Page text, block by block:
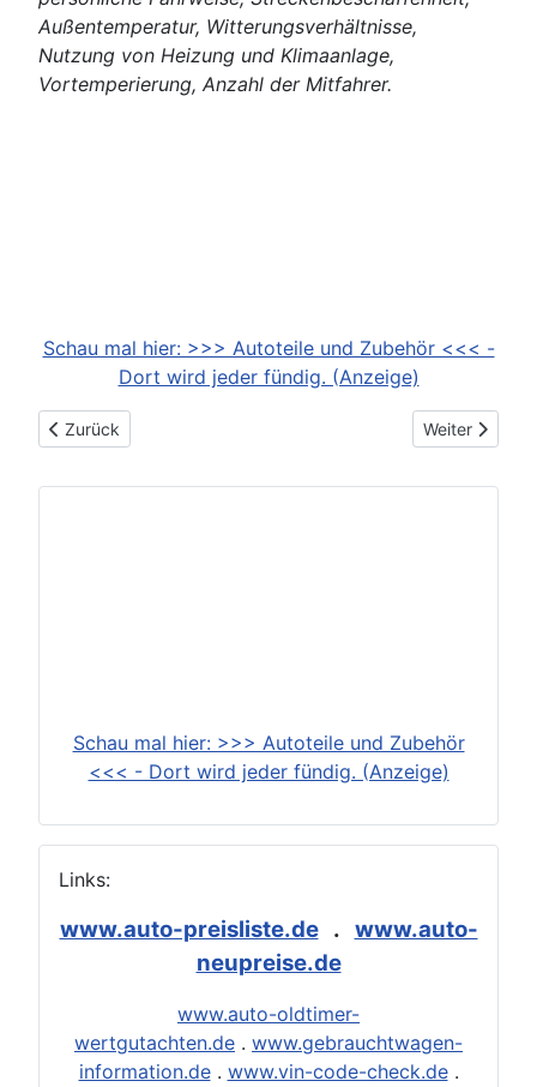
Außentemperatur, Witterungsverhältnisse,
Nutzung von Heizung und Klimaanlage,
Vortemperierung, Anzahl der Mitfahrer.
Schau mal hier: >>> Autoteile und Zubehör <<< -
Dort wird jeder fündig. (Anzeige)
Vorheriger Beitrag: 2025-01-23: Alfa Romeo Junior Ibrida Q4
Zurück Nächster
Weiter
Schau mal hier: >>> Autoteile und Zubehör
<<< - Dort wird jeder fündig. (Anzeige)
Links:
www.auto-preisliste.de. www.auto-
neupreise.de
www.auto-oldtimer-
wertgutachten.de . www.gebrauchtwagen-
information.de. www.vin-code-check.de.